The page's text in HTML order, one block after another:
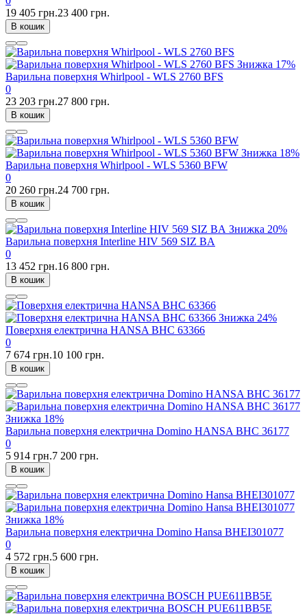
19 405 грн.23 400 грн.
В кошик
Знижка 17%
Варильна поверхня Whirlpool - WLS 2760 BFS
0
23 203 грн.27 800 грн.
В кошик
Знижка 18%
Варильна поверхня Whirlpool - WLS 5360 BFW
0
20 260 грн.24 700 грн.
В кошик
Знижка 20%
Варильна поверхня Interline HIV 569 SIZ BA
0
13 452 грн.16 800 грн.
В кошик
Знижка 24%
Поверхня електрична HANSA BHC 63366
0
7 674 грн.10 100 грн.
В кошик
Знижка 18%
Варильна поверхня електрична Domino HANSA BHC 36177
0
5 914 грн.7 200 грн.
В кошик
Знижка 18%
Варильна поверхня електрична Domino Hansa BHEI301077
0
4 572 грн.5 600 грн.
В кошик